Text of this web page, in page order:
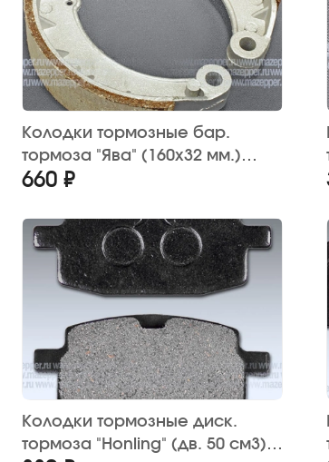
Колодки тормозные бар.
тормоза "Ява" (160х32 мм.)
передние (2 шт.) Китай
660 ₽
Колодки тормозные диск.
тормоза "Honling" (дв. 50 см3),